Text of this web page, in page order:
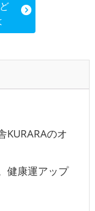
KURARAのオ
健康運アップ